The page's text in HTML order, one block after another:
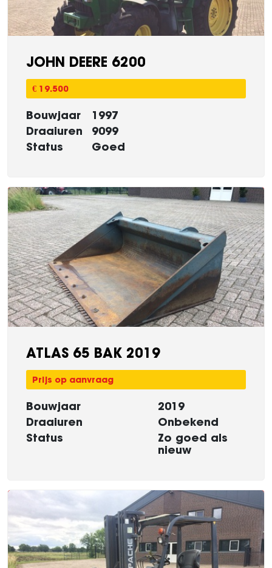
JOHN DEERE 6200
€ 19.500
Bouwjaar
1997
Draaiuren
9099
Status
Goed
ATLAS 65 BAK 2019
Prijs op aanvraag
Bouwjaar
2019
Draaiuren
Onbekend
Status
Zo goed als
nieuw